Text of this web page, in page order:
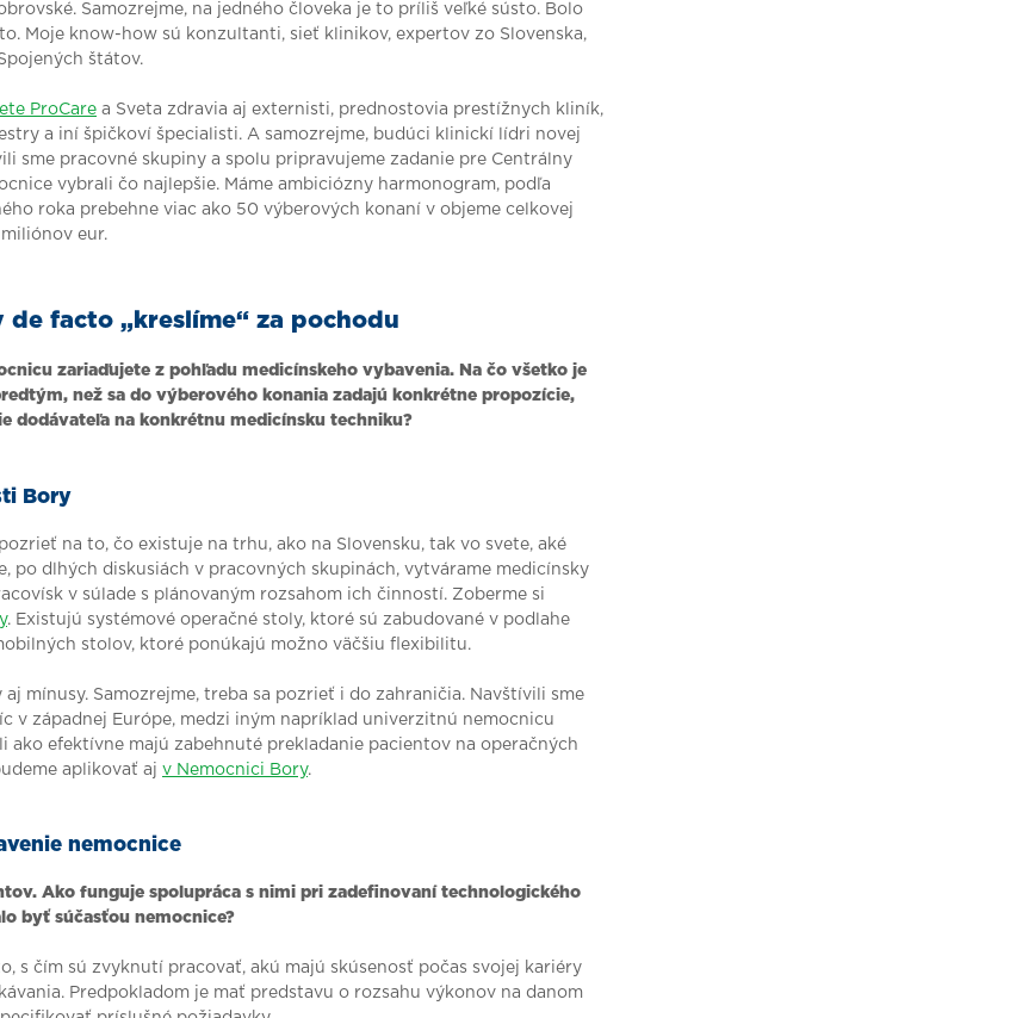
Samozrejme, na jedného človeka je to príliš veľké sústo. Bolo
Moje know-how sú konzultanti, sieť klinikov, expertov zo Slovenska,
štátov.
ProCare a Sveta zdravia aj externisti, prednostovia prestížnych kliník,
a iní špičkoví špecialisti. A samozrejme, budúci klinickí lídri novej
sme pracovné skupiny a spolu pripravujeme zadanie pre Centrálny
vybrali čo najlepšie. Máme ambiciózny harmonogram, podľa
roka prebehne viac ako 50 výberových konaní v objeme celkovej
eur.
de facto „kreslíme“ za pochodu
zariaďujete z pohľadu medicínskeho vybavenia. Na čo všetko je
než sa do výberového konania zadajú konkrétne propozície,
dodávateľa na konkrétnu medicínsku techniku?
Bory
na to, čo existuje na trhu, ako na Slovensku, tak vo svete, aké
po dlhých diskusiách v pracovných skupinách, vytvárame medicínsky
v súlade s plánovaným rozsahom ich činností. Zoberme si
. Existujú systémové operačné stoly, ktoré sú zabudované v podlahe
stolov, ktoré ponúkajú možno väčšiu flexibilitu.
aj mínusy. Samozrejme, treba sa pozrieť i do zahraničia. Navštívili sme
v západnej Európe, medzi iným napríklad univerzitnú nemocnicu
ako efektívne majú zabehnuté prekladanie pacientov na operačných
aplikovať aj v Nemocnici Bory.
nemocnice
Ako funguje spolupráca s nimi pri zadefinovaní technologického
byť súčasťou nemocnice?
s čím sú zvyknutí pracovať, akú majú skúsenosť počas svojej kariéry
Predpokladom je mať predstavu o rozsahu výkonov na danom